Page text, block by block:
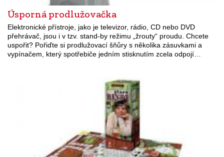
Úsporná prodlužovačka
Elektronické přístroje, jako je televizor, rádio, CD nebo DVD
přehrávač, jsou i v tzv. stand-by režimu „žrouty“ proudu. Chcete
uspořit? Pořiďte si prodlužovací šňůry s několika zásuvkami a
vypínačem, který spotřebiče jedním stisknutím zcela odpojí…